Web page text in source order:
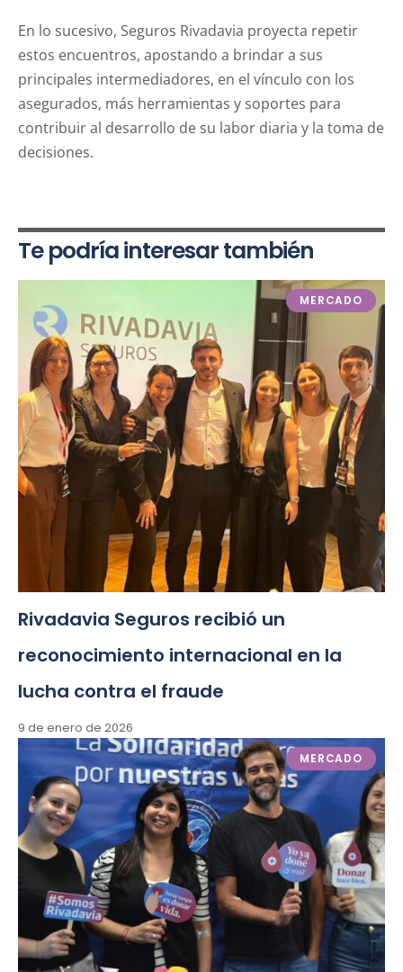
En lo sucesivo, Seguros Rivadavia proyecta repetir
estos encuentros, apostando a brindar a sus
principales intermediadores, en el vínculo con los
asegurados, más herramientas y soportes para
contribuir al desarrollo de su labor diaria y la toma de
decisiones.
Te podría interesar también
MERCADO
Rivadavia Seguros recibió un
reconocimiento internacional en la
lucha contra el fraude
9 de enero de 2026
MERCADO